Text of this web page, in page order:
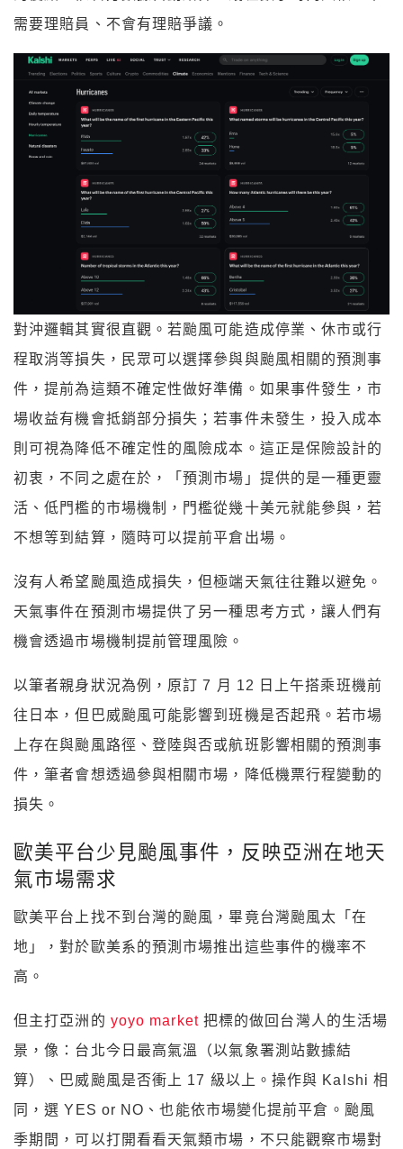
需要理賠員、不會有理賠爭議。
對沖邏輯其實很直觀。若颱風可能造成停業、休市或行
程取消等損失，民眾可以選擇參與與颱風相關的預測事
件，提前為這類不確定性做好準備。如果事件發生，市
場收益有機會抵銷部分損失；若事件未發生，投入成本
則可視為降低不確定性的風險成本。這正是保險設計的
初衷，不同之處在於，「預測市場」提供的是一種更靈
活、低門檻的市場機制，門檻從幾十美元就能參與，若
不想等到結算，隨時可以提前平倉出場。
沒有人希望颱風造成損失，但極端天氣往往難以避免。
天氣事件在預測市場提供了另一種思考方式，讓人們有
機會透過市場機制提前管理風險。
以筆者親身狀況為例，原訂 7 月 12 日上午搭乘班機前
往日本，但巴威颱風可能影響到班機是否起飛。若市場
上存在與颱風路徑、登陸與否或航班影響相關的預測事
件，筆者會想透過參與相關市場，降低機票行程變動的
損失。
歐美平台少見颱風事件，反映亞洲在地天
氣市場需求
歐美平台上找不到台灣的颱風，畢竟台灣颱風太「在
地」，對於歐美系的預測市場推出這些事件的機率不
高。
但主打亞洲的 yoyo market把標的做回台灣人的生活場
景，像：台北今日最高氣溫（以氣象署測站數據結
算）、巴威颱風是否衝上 17 級以上。操作與 Kalshi 相
同，選 YES or NO、也能依市場變化提前平倉。颱風
季期間，可以打開看看天氣類市場，不只能觀察市場對